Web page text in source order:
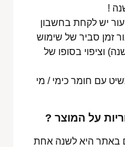
!
עור יש לקחת בחשבון
זמן סביר של שימוש
וציפוי בסופו של
עם חומר כימי / מי
על המוצר ?
באתר היא לשנה אחת